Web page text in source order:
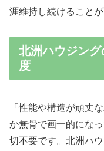
涯維持し続けることが
北洲ハウジン
度
「性能や構造が頑丈
か無骨で画一的にな
切不要です。北洲ハ